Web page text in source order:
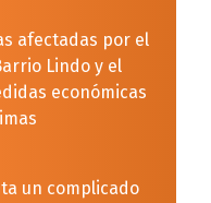
afectadas por el
Lindo y el
económicas
un complicado